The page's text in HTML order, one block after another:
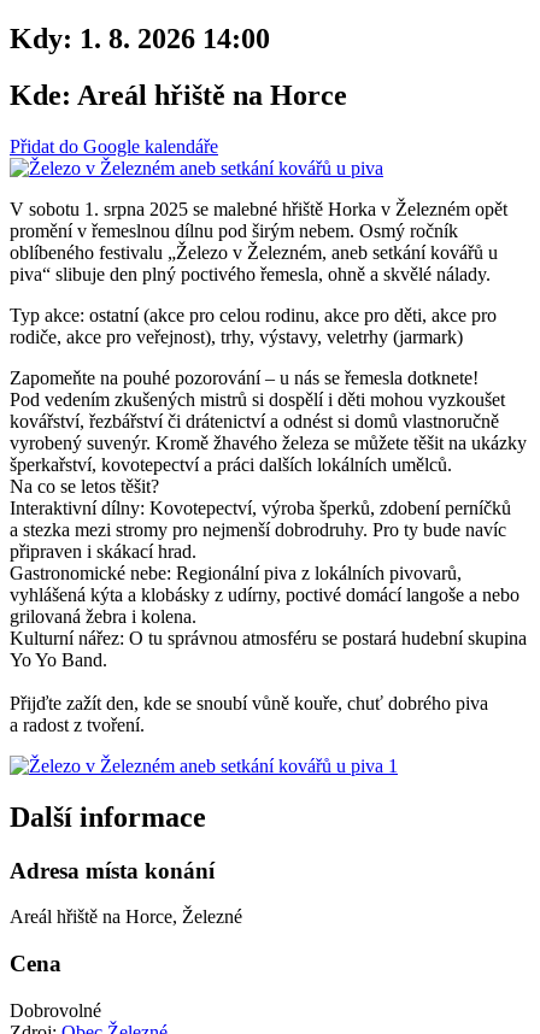
Kdy: 1. 8. 2026 14:00
Kde: Areál hřiště na Horce
Přidat do Google kalendáře
V sobotu 1. srpna 2025 se malebné hřiště Horka v Železném opět
promění v řemeslnou dílnu pod širým nebem. Osmý ročník
oblíbeného festivalu „Železo v Železném, aneb setkání kovářů u
piva“ slibuje den plný poctivého řemesla, ohně a skvělé nálady.
Typ akce: ostatní (akce pro celou rodinu, akce pro děti, akce pro
rodiče, akce pro veřejnost), trhy, výstavy, veletrhy (jarmark)
Zapomeňte na pouhé pozorování – u nás se řemesla dotknete!
Pod vedením zkušených mistrů si dospělí i děti mohou vyzkoušet
kovářství, řezbářství či drátenictví a odnést si domů vlastnoručně
vyrobený suvenýr. Kromě žhavého železa se můžete těšit na ukázky
šperkařství, kovotepectví a práci dalších lokálních umělců.
Na co se letos těšit?
Interaktivní dílny: Kovotepectví, výroba šperků, zdobení perníčků
a stezka mezi stromy pro nejmenší dobrodruhy. Pro ty bude navíc
připraven i skákací hrad.
Gastronomické nebe: Regionální piva z lokálních pivovarů,
vyhlášená kýta a klobásky z udírny, poctivé domácí langoše a nebo
grilovaná žebra i kolena.
Kulturní nářez: O tu správnou atmosféru se postará hudební skupina
Yo Yo Band.
Přijďte zažít den, kde se snoubí vůně kouře, chuť dobrého piva
a radost z tvoření.
Další informace
Adresa místa konání
Areál hřiště na Horce, Železné
Cena
Dobrovolné